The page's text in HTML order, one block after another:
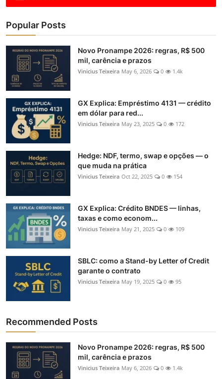
Popular Posts
Novo Pronampe 2026: regras, R$ 500
mil, carência e prazos
Vinicius Teixeira May 6, 2026 0 1.4k
GX Explica: Empréstimo 4131 — crédito
em dólar para red...
Vinicius Teixeira May 23, 2025 0 172
Hedge: NDF, termo, swap e opções — o
que muda na prática
Vinicius Teixeira Oct 22, 2025 0 154
GX Explica: Crédito BNDES — linhas,
taxas e como econom...
Vinicius Teixeira May 21, 2025 0 109
SBLC: como a Stand-by Letter of Credit
garante o contrato
Vinicius Teixeira May 19, 2025 0 95
Recommended Posts
Novo Pronampe 2026: regras, R$ 500
mil, carência e prazos
Vinicius Teixeira May 6, 2026 0 1.4k